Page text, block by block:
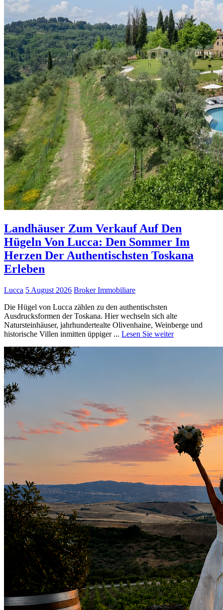
Landhäuser Zum Verkauf Auf Den
Hügeln Von Lucca: Den Sommer Im
Herzen Der Authentischsten Toskana
Erleben
Lucca 5 August 2026 Broker Immobiliare
Die Hügel von Lucca zählen zu den authentischsten
Ausdrucksformen der Toskana. Hier wechseln sich alte
Natursteinhäuser, jahrhundertealte Olivenhaine, Weinberge und
historische Villen inmitten üppiger ... Lesen Sie weiter